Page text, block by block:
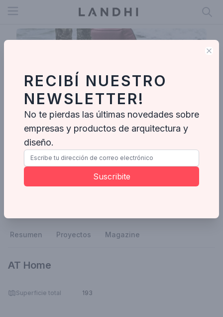
Open menu
Vivi Cirello
Enviar mensaje
Resumen Proyectos Magazine
AT Home
Superficie total 193
RECIBÍ NUESTRO
NEWSLETTER!
No te pierdas las últimas novedades sobre
empresas y productos de arquitectura y
diseño.
Suscribite